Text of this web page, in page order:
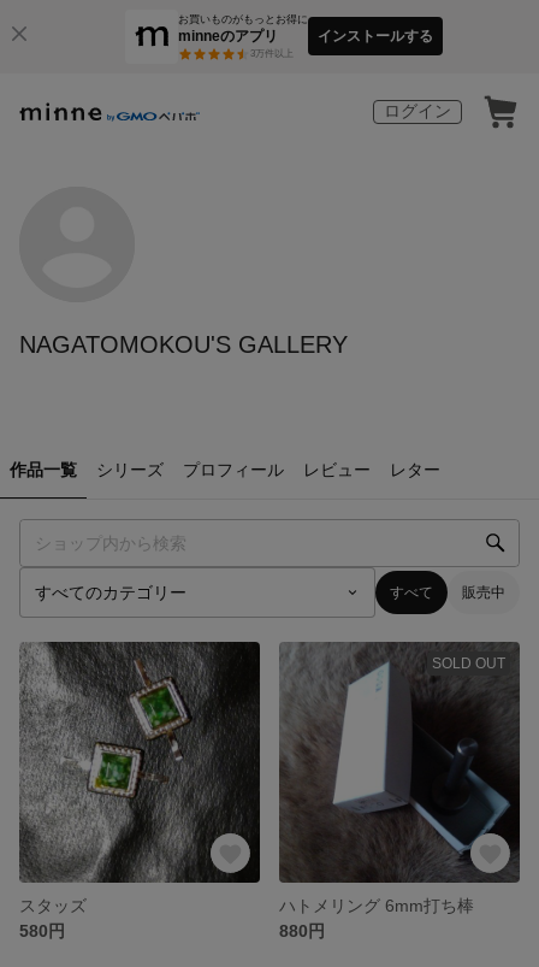
お買いものがもっとお得に
minneのアプリ
3万件以上
インストールする
ログイン
NAGATOMOKOU'S GALLERY
作品一覧 シリーズ プロフィール レビュー レター
すべて 販売中
スタッズ
580円
SOLD OUT
ハトメリング 6mm打ち棒
880円